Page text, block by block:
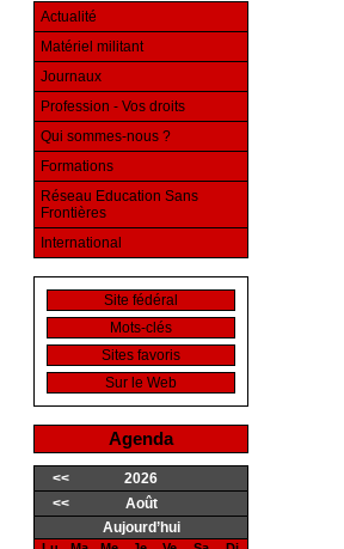
Actualité
Matériel militant
Journaux
Profession - Vos droits
Qui sommes-nous ?
Formations
Réseau Education Sans
Frontières
International
Site fédéral
Mots-clés
Sites favoris
Sur le Web
Agenda
<<
2026
<<
Août
Aujourd’hui